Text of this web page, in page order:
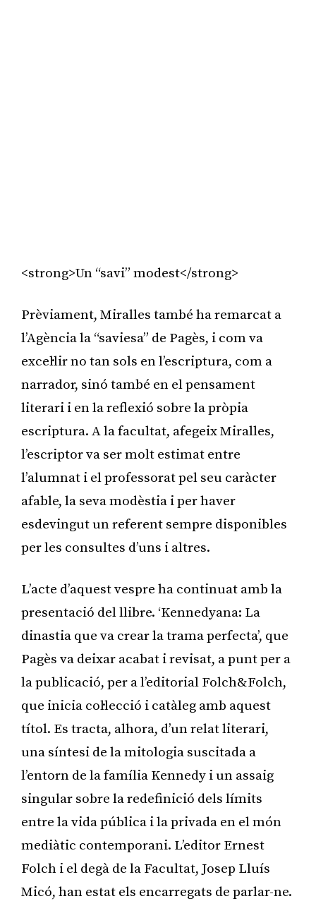
<strong>Un “savi” modest</strong>
Prèviament, Miralles també ha remarcat a
l’Agència la “saviesa” de Pagès, i com va
excel·lir no tan sols en l’escriptura, com a
narrador, sinó també en el pensament
literari i en la reflexió sobre la pròpia
escriptura. A la facultat, afegeix Miralles,
l’escriptor va ser molt estimat entre
l’alumnat i el professorat pel seu caràcter
afable, la seva modèstia i per haver
esdevingut un referent sempre disponibles
per les consultes d’uns i altres.
L’acte d’aquest vespre ha continuat amb la
presentació del llibre. ‘Kennedyana: La
dinastia que va crear la trama perfecta’, que
Pagès va deixar acabat i revisat, a punt per a
la publicació, per a l’editorial Folch&Folch,
que inicia col·lecció i catàleg amb aquest
títol. Es tracta, alhora, d’un relat literari,
una síntesi de la mitologia suscitada a
l’entorn de la família Kennedy i un assaig
singular sobre la redefinició dels límits
entre la vida pública i la privada en el món
mediàtic contemporani. L’editor Ernest
Folch i el degà de la Facultat, Josep Lluís
Micó, han estat els encarregats de parlar-ne.